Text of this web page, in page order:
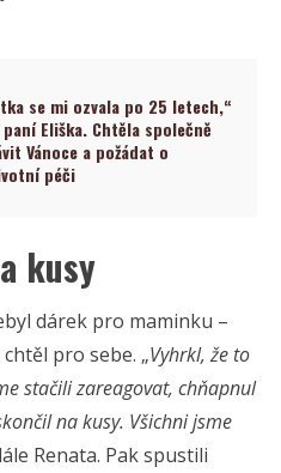
se mi ozvala po 25 letech,“
Eliška. Chtěla společně
Vánoce a požádat o
péči
kusy
dárek pro maminku –
pro sebe. „Vyhrkl, že to
stačili zareagovat, chňapnul
na kusy. Všichni jsme
Renata. Pak spustili